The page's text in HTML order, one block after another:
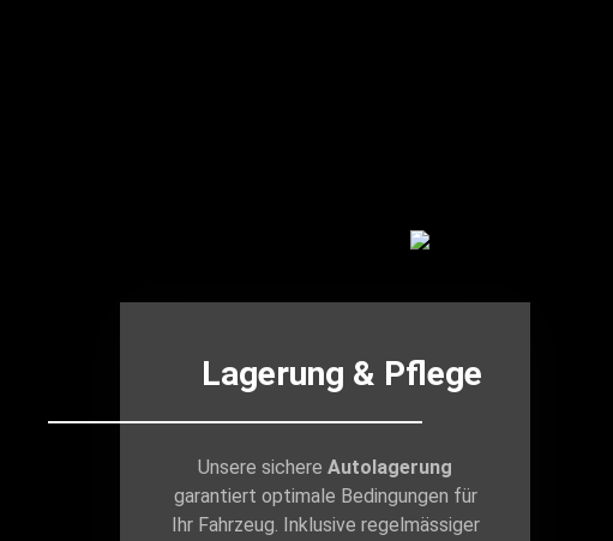
Lagerung & Pflege
Unsere sichere Autolagerung
garantiert optimale Bedingungen für
Ihr Fahrzeug. Inklusive regelmässiger